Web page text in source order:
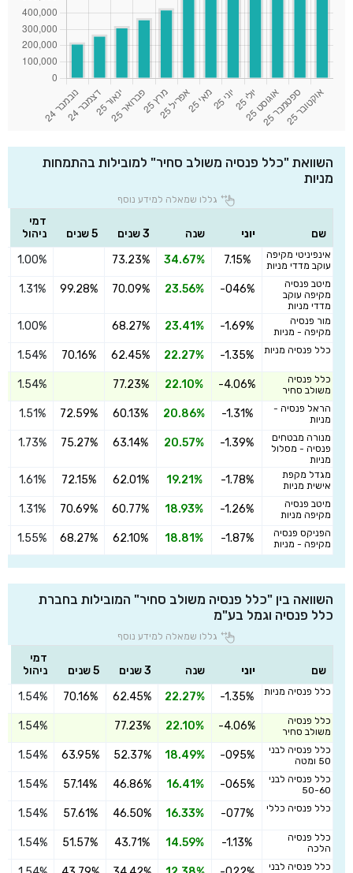
השוואת "כלל פנסיה משולב סחיר" למובילות בהתמחות
מניות
גללו שמאלה למידע נוסף
שם יוני שנה 3 שנים 5 שנים
דמי
ניהול
אינפיניטי מקיפה
עוקב מדדי מניות
7.15%
34.67%
73.23%
1.00%
מיטב פנסיה
מקיפה עוקב
מדדי מניות
-046%
23.56%
70.09%
99.28%
1.31%
מור פנסיה
מקיפה - מניות
-1.69%
23.41%
68.27%
1.00%
כלל פנסיה מניות -1.35%
22.27%
62.45%
70.16%
1.54%
כלל פנסיה
משולב סחיר
-4.06%
22.10%
77.23%
1.54%
הראל פנסיה -
מניות
-1.31%
20.86%
60.13%
72.59%
1.51%
מנורה מבטחים
פנסיה - מסלול
מניות
-1.39%
20.57%
63.14%
75.27%
1.73%
מגדל מקפת
אישית מניות
-1.78%
19.21%
62.01%
72.15%
1.61%
מיטב פנסיה
מקיפה מניות
-1.26%
18.93%
60.77%
70.69%
1.31%
הפניקס פנסיה
מקיפה - מניות
-1.87%
18.81%
62.10%
68.27%
1.55%
השוואה בין "כלל פנסיה משולב סחיר" המובילות בחברת
כלל פנסיה וגמל בע"מ
גללו שמאלה למידע נוסף
שם יוני שנה 3 שנים 5 שנים
דמי
ניהול
כלל פנסיה מניות -1.35%
22.27%
62.45%
70.16%
1.54%
כלל פנסיה
משולב סחיר
-4.06%
22.10%
77.23%
1.54%
כלל פנסיה לבני
50 ומטה
-095%
18.49%
52.37%
63.95%
1.54%
כלל פנסיה לבני
50-60
-065%
16.41%
46.86%
57.14%
1.54%
כלל פנסיה כללי -077%
16.33%
46.50%
57.61%
1.54%
כלל פנסיה
הלכה
-1.13%
14.59%
43.71%
51.57%
1.54%
כלל פנסיה לבני